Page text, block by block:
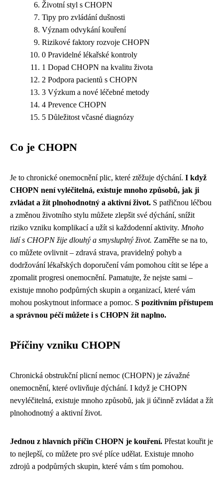
Životní styl s CHOPN
Tipy pro zvládání dušnosti
Význam odvykání kouření
Rizikové faktory rozvoje CHOPN
0 Pravidelné lékařské kontroly
1 Dopad CHOPN na kvalitu života
2 Podpora pacientů s CHOPN
3 Výzkum a nové léčebné metody
4 Prevence CHOPN
5 Důležitost včasné diagnózy
Co je CHOPN
Je to chronické onemocnění plic, které ztěžuje dýchání. I když
CHOPN není vyléčitelná, existuje mnoho způsobů, jak ji
zvládat a žít plnohodnotný a aktivní život. S patřičnou léčbou
a změnou životního stylu můžete zlepšit své dýchání, snížit
riziko vzniku komplikací a užít si každodenní aktivity. Mnoho
lidí s CHOPN žije dlouhý a smysluplný život. Zaměřte se na to,
co můžete ovlivnit – zdravá strava, pravidelný pohyb a
dodržování lékařských doporučení vám pomohou cítit se lépe a
zpomalit progresi onemocnění. Pamatujte, že nejste sami –
existuje mnoho podpůrných skupin a organizací, které vám
mohou poskytnout informace a pomoc. S pozitivním přístupem
a správnou péčí můžete i s CHOPN žít naplno.
Příčiny vzniku CHOPN
Chronická obstrukční plicní nemoc (CHOPN) je závažné
onemocnění, které ovlivňuje dýchání. I když je CHOPN
nevyléčitelná, existuje mnoho způsobů, jak ji účinně zvládat a žít
plnohodnotný a aktivní život.
Jednou z hlavních příčin CHOPN je kouření. Přestat kouřit je
to nejlepší, co můžete pro své plíce udělat. Existuje mnoho
zdrojů a podpůrných skupin, které vám s tím pomohou.